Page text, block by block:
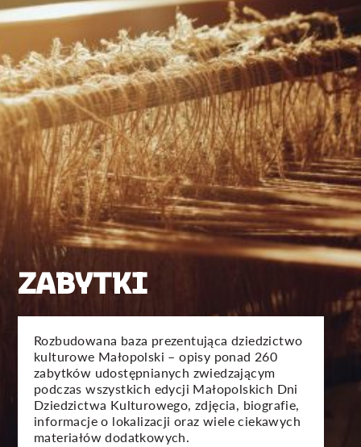
ZABYTKI
Rozbudowana baza prezentująca dziedzictwo
kulturowe Małopolski – opisy ponad 260
zabytków udostępnianych zwiedzającym
podczas wszystkich edycji Małopolskich Dni
Dziedzictwa Kulturowego, zdjęcia, biografie,
informacje o lokalizacji oraz wiele ciekawych
materiałów dodatkowych.